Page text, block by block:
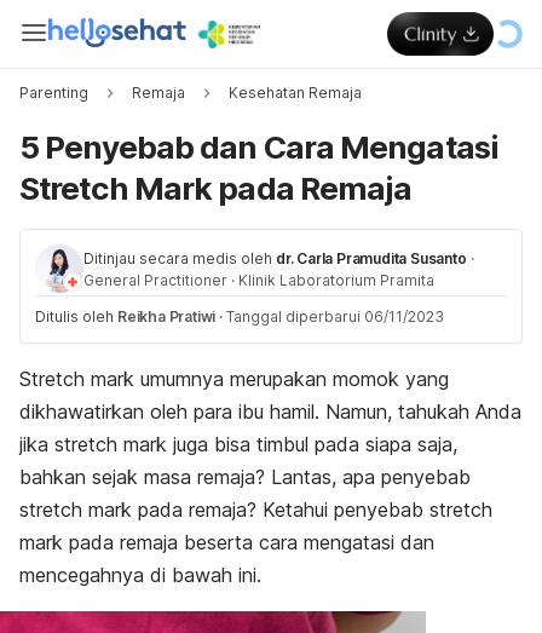
Parenting Remaja Kesehatan Remaja
5 Penyebab dan Cara Mengatasi
Stretch Mark pada Remaja
Ditinjau secara medis oleh dr. Carla Pramudita Susanto ·
General Practitioner · Klinik Laboratorium Pramita
Ditulis oleh Reikha Pratiwi · Tanggal diperbarui 06/11/2023
Stretch mark umumnya merupakan momok yang
dikhawatirkan oleh para ibu hamil. Namun, tahukah Anda
jika stretch mark juga bisa timbul pada siapa saja,
bahkan sejak masa remaja? Lantas, apa penyebab
stretch mark pada remaja? Ketahui penyebab stretch
mark pada remaja beserta cara mengatasi dan
mencegahnya di bawah ini.